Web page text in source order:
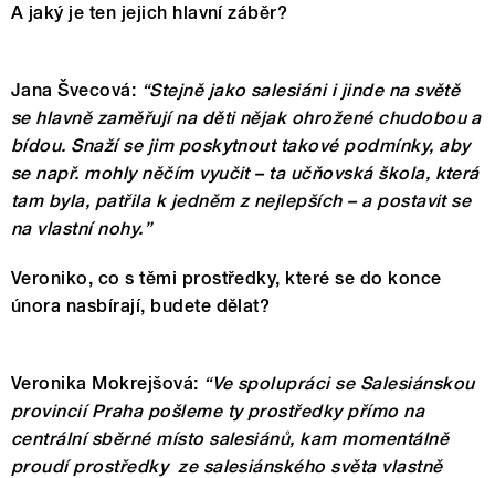
A jaký je ten jejich hlavní záběr?
Jana Švecová: “Stejně jako salesiáni i jinde na světě
se hlavně zaměřují na děti nějak ohrožené chudobou a
bídou. Snaží se jim poskytnout takové podmínky, aby
se např. mohly něčím vyučit – ta učňovská škola, která
tam byla, patřila k jedněm z nejlepších – a postavit se
na vlastní nohy.”
Veroniko, co s těmi prostředky, které se do konce
února nasbírají, budete dělat?
Veronika Mokrejšová: “Ve spolupráci se Salesiánskou
provincií Praha pošleme ty prostředky přímo na
centrální sběrné místo salesiánů, kam momentálně
proudí prostředky ze salesiánského světa vlastně